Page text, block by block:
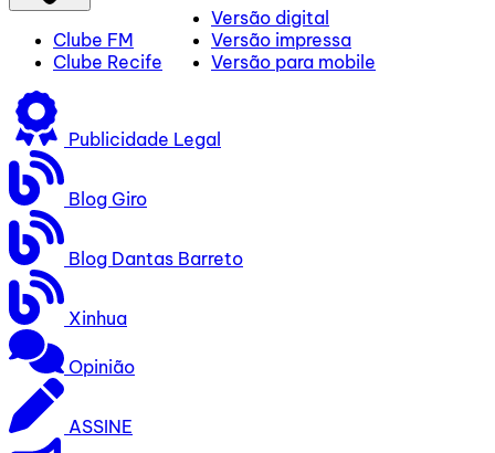
Clube FM
Clube Recife
Versão digital
Versão impressa
Versão para mobile
Publicidade Legal
Blog Giro
Blog Dantas Barreto
Xinhua
Opinião
ASSINE